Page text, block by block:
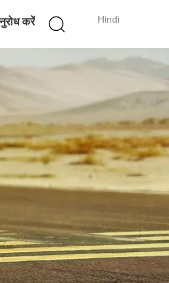
Hindi
करें